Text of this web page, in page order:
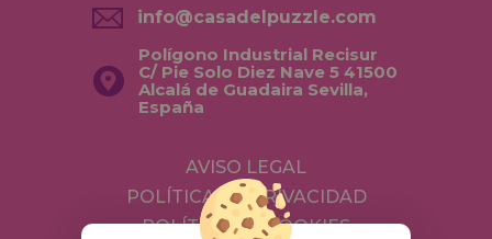
info@casadelpuzzle.com
Polígono Industrial Recisur
C/ Pie Solo Diez Nave 5 41500
Alcalá de Guadaira Sevilla,
España
AVISO LEGAL
POLÍTICA DE PRIVACIDAD
POLÍTICA DE COOKIES